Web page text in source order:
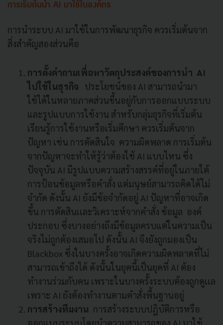
การเริ่มต้นนำ AI มาใช้ในองค์กร
การนำระบบ AI มาใช้ในการพัฒนาธุรกิจ ควรเริ่มต้นจาก
สิ่งสำคัญสองส่วนคือ
การตั้งคำถามเพื่อหาวัตถุประสงค์ของการนำ AI
ไปใช้ในธุรกิจ ประโยชน์ของ AI สามารถนำมา
ใช้ได้ในหลายภาคส่วนขึ้นอยู่กับการออกแบบระบบ
และรูปแบบการใช้งาน สำหรับกลุ่มธุรกิจที่เริ่มต้น
เรียนรู้การใช้งานหรือเริ่มศึกษา ควรเริ่มต้นจาก
ปัญหา เช่น การตัดสินใจ ความผิดพลาด การเริ่มต้น
จากปัญหาจะทำให้รู้ว่าต้องใช้ AI แบบไหน ซึ่ง
ปัจจุบัน AI มีรูปแบบความสร้างสรรค์ที่อยู่ในภายใต้
การป้อนข้อมูลหรือคำสั่ง แต่มนุษย์สามารถคิดได้ไม่
จำกัด ดังนั้น AI ยังมีข้อจำกัดอยู่ AI ปัญหาที่อาจเกิด
ขึ้น การตัดสินเเละวิเคราะห์จากคำสั่ง ข้อมูล องค์
ประกอบ ซึ่งบางอย่างถึงมีข้อมูลครบแต่ในความเป็น
จริงไม่ถูกต้องเสมอไป ดังนั้น AI จึงยังถูกมองเป็น
Blackbox ซึ่งในบางครั้งอาจเกิดความผิดพลาดที่ไม่
สามารถเข้าถึงได้ ดังนั้นในยุคนี้เป็นยุคที่ AI ต้อง
ทำงานร่วมกับคน เพราะในบางครั้งระบบต้องถูกดูเเล
เพราะ AI ยังต้องทำงานตามคำสั่งพื้นฐานอยู่
การสร้างทีมงาน การสร้างระบบปฎิบัติการหรือ